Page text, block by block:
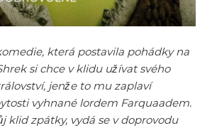
která postavila pohádky na
si chce v klidu užívat svého
jenže to mu zaplaví
vyhnané lordem Farquaadem.
klid zpátky, vydá se v doprovodu